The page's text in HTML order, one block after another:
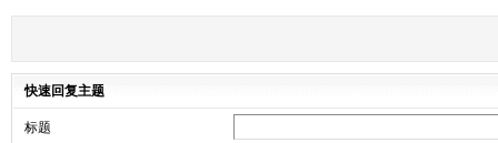
快速回复主题
标题